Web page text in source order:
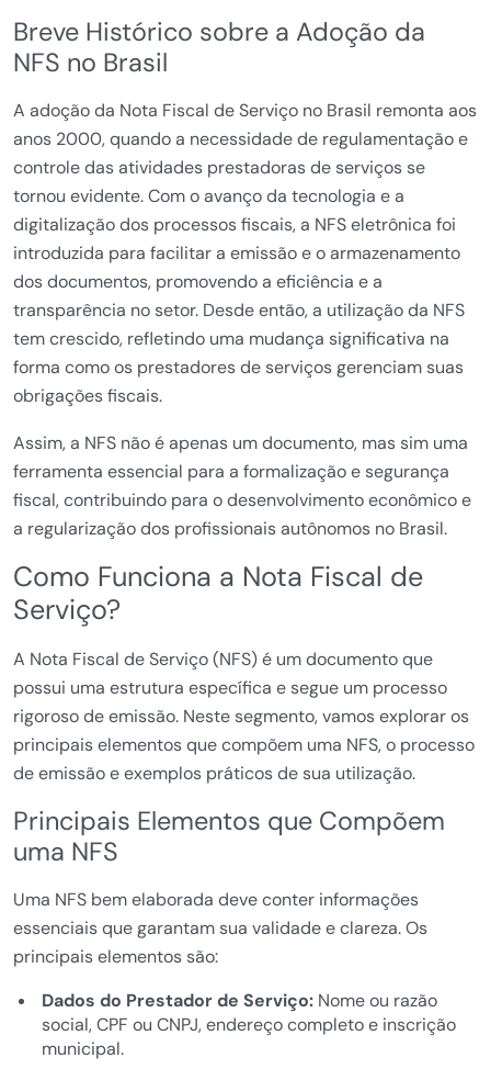
Breve Histórico sobre a Adoção da
NFS no Brasil
A adoção da Nota Fiscal de Serviço no Brasil remonta aos
anos 2000, quando a necessidade de regulamentação e
controle das atividades prestadoras de serviços se
tornou evidente. Com o avanço da tecnologia e a
digitalização dos processos fiscais, a NFS eletrônica foi
introduzida para facilitar a emissão e o armazenamento
dos documentos, promovendo a eficiência e a
transparência no setor. Desde então, a utilização da NFS
tem crescido, refletindo uma mudança significativa na
forma como os prestadores de serviços gerenciam suas
obrigações fiscais.
Assim, a NFS não é apenas um documento, mas sim uma
ferramenta essencial para a formalização e segurança
fiscal, contribuindo para o desenvolvimento econômico e
a regularização dos profissionais autônomos no Brasil.
Como Funciona a Nota Fiscal de
Serviço?
A Nota Fiscal de Serviço (NFS) é um documento que
possui uma estrutura específica e segue um processo
rigoroso de emissão. Neste segmento, vamos explorar os
principais elementos que compõem uma NFS, o processo
de emissão e exemplos práticos de sua utilização.
Principais Elementos que Compõem
uma NFS
Uma NFS bem elaborada deve conter informações
essenciais que garantam sua validade e clareza. Os
principais elementos são:
Dados do Prestador de Serviço:Nome ou razão
social, CPF ou CNPJ, endereço completo e inscrição
municipal.